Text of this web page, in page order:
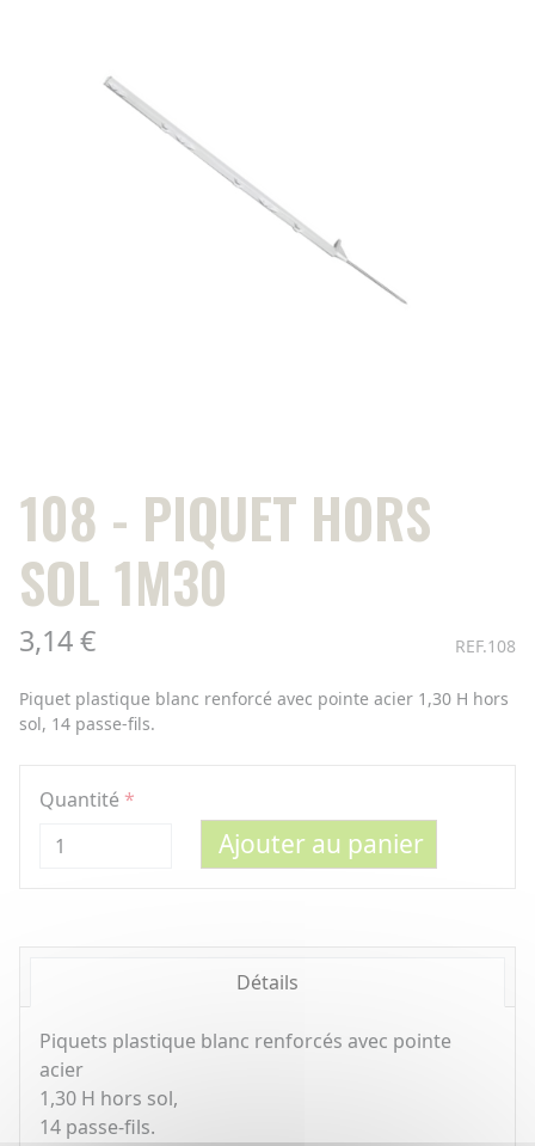
108 - PIQUET HORS
SOL 1M30
3,14 € REF.108
Piquet plastique blanc renforcé avec pointe acier 1,30 H hors
sol, 14 passe-fils.
Quantité
Ajouter au panier
Détails
Piquets plastique blanc renforcés avec pointe
acier
1,30 H hors sol,
14 passe-fils.